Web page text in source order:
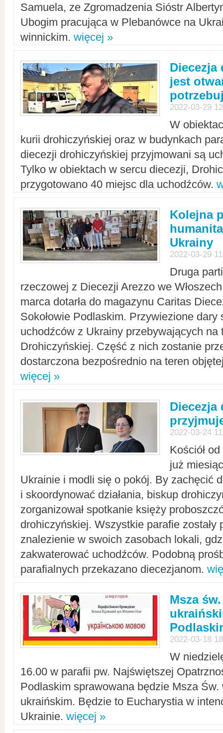
Samuela, ze Zgromadzenia Sióstr
Ubogim pracująca w Plebanówce na
winnickim. więcej »
Diecezja
jest
2022-03-29
W
kurii drohiczyńskiej oraz w budynkach
diecezji drohiczyńskiej przyjmowani są
Tylko w obiektach w sercu diecezji,
przygotowano 40 miejsc dla uchodźców.
Kolejna
Ukrainy
2022-03-29
Druga
rzeczowej z Diecezji Arezzo we
marca dotarła do magazynu Caritas
Sokołowie Podlaskim. Przywiezione dary
uchodźców z Ukrainy przebywających na
Drohiczyńskiej. Część z nich zostanie
dostarczona bezpośrednio na teren
więcej »
Diecezja
2022-03-24
Kościół
już
Ukrainie i modli się o pokój. By zachęcić
i skoordynować działania, biskup
zorganizował spotkanie księży
drohiczyńskiej. Wszystkie parafie zostały
znalezienie w swoich zasobach lokali,
zakwaterować uchodźców. Podobną
parafialnych przekazano diecezjanom.
Msza
2022-03-18
W
16.00 w parafii pw. Najświętszej
Podlaskim sprawowana będzie Msza Św.
ukraińskim. Będzie to Eucharystia w
Ukrainie. więcej »